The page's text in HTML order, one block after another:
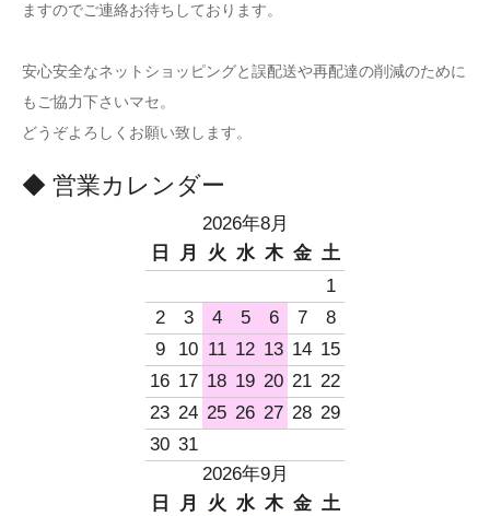
ますのでご連絡お待ちしております。
安心安全なネットショッピングと誤配送や再配達の削減のために
もご協力下さいマセ。
どうぞよろしくお願い致します。
◆ 営業カレンダー
2026年8月
日
月 火 水 木 金 土
1
2
3 4 5 6 7
8
9
10 11 12 13 14 15
16 17 18 19 20 21 22
23 24 25 26 27 28 29
30 31
2026年9月
日
月 火 水 木 金 土